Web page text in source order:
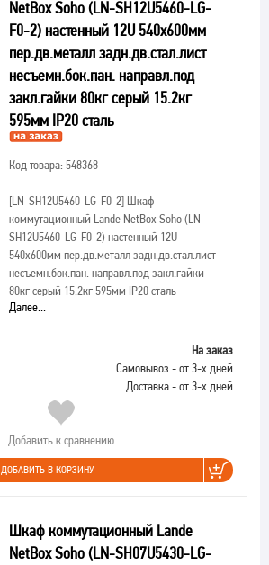
NetBox Soho (LN-SH12U5460-LG-
F0-2) настенный 12U 540x600мм
пер.дв.металл задн.дв.стал.лист
несъемн.бок.пан. направл.под
закл.гайки 80кг серый 15.2кг
595мм IP20 сталь
Код товара: 548368
[LN-SH12U5460-LG-F0-2]Шкаф
коммутационный Lande NetBox Soho (LN-
SH12U5460-LG-F0-2) настенный 12U
540x600мм пер.дв.металл задн.дв.стал.лист
несъемн.бок.пан. направл.под закл.гайки
80кг серый 15.2кг 595мм IP20 сталь
Далее...
На заказ
Самовывоз - от 3-х дней
Доставка - от 3-х дней
Добавить к сравнению
ДОБАВИТЬ В КОРЗИНУ
Шкаф коммутационный Lande
NetBox Soho (LN-SH07U5430-LG-